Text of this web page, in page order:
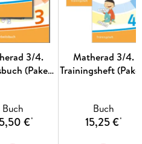
für einen
Materialien und Materialien
3/4.
(Paket)
Buch
€*
Matherad 3/4.
Trainingsheft
Buch
15,25 €*